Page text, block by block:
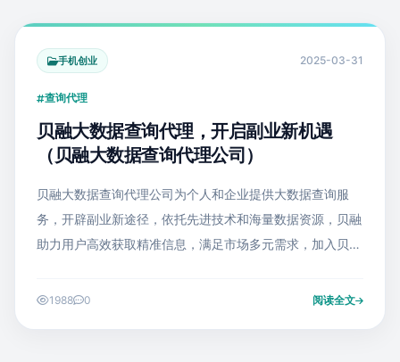
手机创业 2025-03-31
查询代理
贝融大数据查询代理，开启副业新机遇
（贝融大数据查询代理公司）
贝融大数据查询代理公司为个人和企业提供大数据查询服
务，开辟副业新途径，依托先进技术和海量数据资源，贝融
助力用户高效获取精准信息，满足市场多元需求，加入贝融
拓展与财富增值，贝融以创新模式引领
1988 0 阅读全文